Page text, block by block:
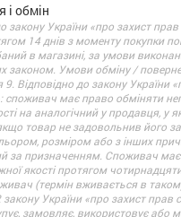
і обмін
закону України «про захист
14 днів з моменту покупки
в магазині, за умови
законом. Умови обміну /
9. Відповідно до закону України
споживач має право обміняти
на аналогічний у продавця, у
товар не задовольнив його
розміром або з інших
за призначенням. Споживач
якості протягом
(термін вживається в
закону України «про захист
замовляє, використовує або